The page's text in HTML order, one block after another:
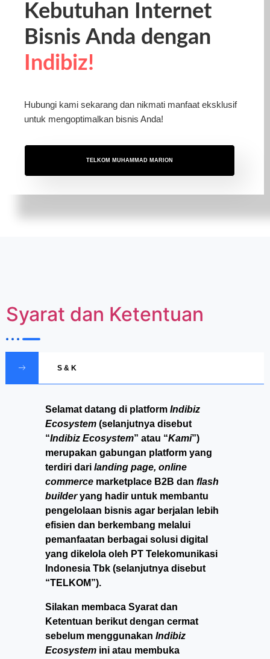
Kebutuhan Internet
Bisnis Anda dengan
Indibiz!
Hubungi kami sekarang dan nikmati manfaat eksklusif
untuk mengoptimalkan bisnis Anda!
TELKOM MUHAMMAD MARION
Syarat dan Ketentuan
S & K
Selamat datang di platform Indibiz
Ecosystem (selanjutnya disebut
“Indibiz Ecosystem” atau “Kami”)
merupakan gabungan platform yang
terdiri dari landing page, online
commerce marketplace B2B dan flash
builderyang hadir untuk membantu
pengelolaan bisnis agar berjalan lebih
efisien dan berkembang melalui
pemanfaatan berbagai solusi digital
yang dikelola oleh PT Telekomunikasi
Indonesia Tbk (selanjutnya disebut
“TELKOM”).
Silakan membaca Syarat dan
Ketentuan berikut dengan cermat
sebelum menggunakan Indibiz
Ecosystem ini atau membuka